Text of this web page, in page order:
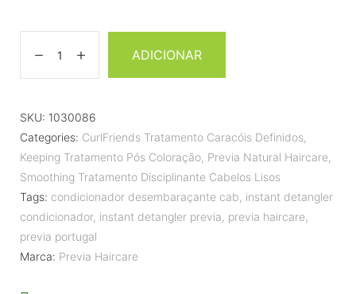
ADICIONAR
SKU: 1030086
Categories: CurlFriends Tratamento Caracóis Definidos,
Keeping Tratamento Pós Coloração, Previa Natural Haircare,
Smoothing Tratamento Disciplinante Cabelos Lisos
Tags: condicionador desembaraçante cab, instant detangler
condicionador, instant detangler previa, previa haircare,
previa portugal
Marca: Previa Haircare